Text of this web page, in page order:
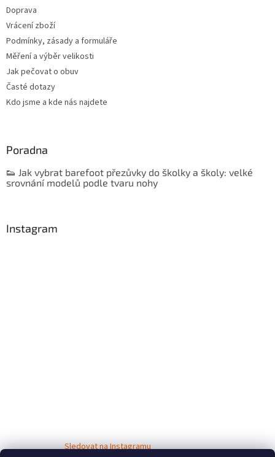
Doprava
Vrácení zboží
Podmínky, zásady a formuláře
Měření a výběr velikosti
Jak pečovat o obuv
Časté dotazy
Kdo jsme a kde nás najdete
Poradna
👟 Jak vybrat barefoot přezůvky do školky a školy: velké
srovnání modelů podle tvaru nohy
Instagram
Sledovat na Instagramu